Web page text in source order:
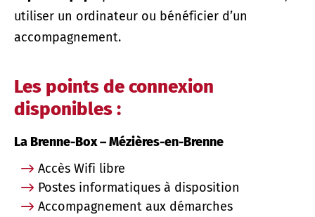
utiliser un ordinateur ou bénéficier d’un
accompagnement.
Les points de connexion
disponibles :
La Brenne-Box – Mézières-en-Brenne
Accès Wifi libre
Postes informatiques à disposition
Accompagnement aux démarches